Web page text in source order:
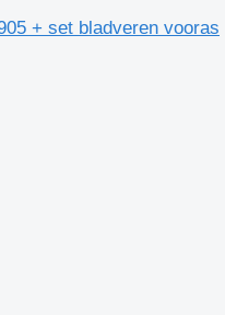
+ set bladveren vooras